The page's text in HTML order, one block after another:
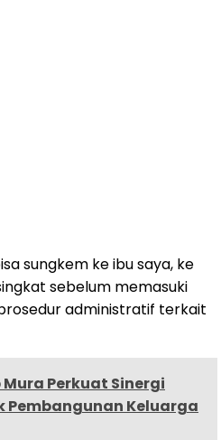
sungkem ke ibu saya, ke
sebelum memasuki
administratif terkait
Mura Perkuat Sinergi
Pembangunan Keluarga